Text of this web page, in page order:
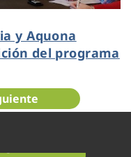
y Aquona
del programa